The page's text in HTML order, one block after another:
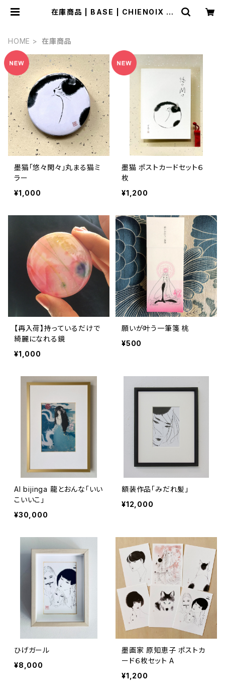
在庫商品 | BASE | CHIENOIX 原
HOME
在庫商品
墨猫「悠々閑々」丸まる猫ミ
ラー
¥1,000
墨猫 ポストカードセット６
枚
¥1,200
【再入荷】持っているだけで
綺麗になれる鏡
¥1,000
願いが叶う一筆箋 桃
¥500
AI bijinga 龍とおんな「いい
こいいこ」
¥30,000
額装作品「みだれ髪」
¥12,000
ひげガール
¥8,000
墨画家 原知恵子 ポストカ
ード６枚セット A
¥1,200